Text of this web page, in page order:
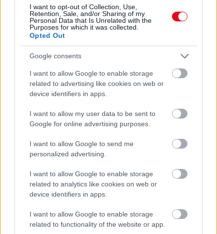
I want to opt-out of Collection, Use,
Retention, Sale, and/or Sharing of my
Personal Data that Is Unrelated with the
Purposes for which it was collected.
Opted Out
Google consents
I want to allow Google to enable storage
related to advertising like cookies on web or
device identifiers in apps.
I want to allow my user data to be sent to
Google for online advertising purposes.
I want to allow Google to send me
personalized advertising.
I want to allow Google to enable storage
related to analytics like cookies on web or
device identifiers in apps.
I want to allow Google to enable storage
related to functionality of the website or app.
08. 04.
NEM ECETTEL ÉS NEM SZÓDABIKARBÓNÁVAL:
EZZEL LESZ ÚJRA CSILLOGÓ A VÍZKÖVES CSAP
A legjobb trükk
08. 03.
HA MINDIG EZT A MONDATOT HASZNÁLOD, AZ
RENDKÍVÜL MAGAS ÉRZELMI INTELLIGENCIÁRA UTALHAT
Te szoktad?
08. 02.
SOKAN ROSSZUL TÁROLJÁK A GYÓGYSZEREIKET –
Érdemes odafigyelni rá
VITAMINHIÁNY – ILYEN JELEKRE FIGYELJ
Erre figyelj!
24 ÓRA TOVÁBBI HÍREI
24 óra